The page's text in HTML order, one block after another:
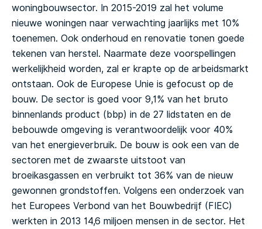
woningbouwsector. In 2015-2019 zal het volume
nieuwe woningen naar verwachting jaarlijks met 10%
toenemen. Ook onderhoud en renovatie tonen goede
tekenen van herstel. Naarmate deze voorspellingen
werkelijkheid worden, zal er krapte op de arbeidsmarkt
ontstaan. Ook de Europese Unie is gefocust op de
bouw. De sector is goed voor 9,1% van het bruto
binnenlands product (bbp) in de 27 lidstaten en de
bebouwde omgeving is verantwoordelijk voor 40%
van het energieverbruik. De bouw is ook een van de
sectoren met de zwaarste uitstoot van
broeikasgassen en verbruikt tot 36% van de nieuw
gewonnen grondstoffen. Volgens een onderzoek van
het Europees Verbond van het Bouwbedrijf (FIEC)
werkten in 2013 14,6 miljoen mensen in de sector. Het